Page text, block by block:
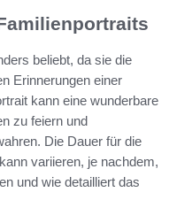
beliebt, da sie die
Erinnerungen einer
kann eine wunderbare
zu feiern und
Die Dauer für die
variieren, je nachdem,
und wie detailliert das